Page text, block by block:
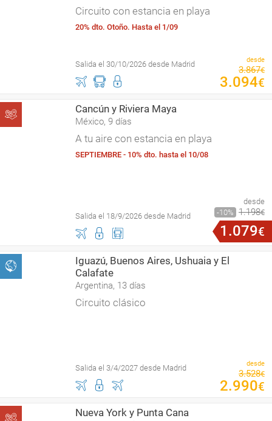
Circuito con estancia en playa
20% dto. Otoño. Hasta el 1/09
Salida el 30/10/2026 desde Madrid desde
3.867€
3.094€
Cancún y Riviera Maya
México, 9 días
A tu aire con estancia en playa
SEPTIEMBRE - 10% dto. hasta el 10/08
Salida el 18/9/2026 desde Madrid
desde
10
1.198€
1 .079€
Iguazú, Buenos Aires, Ushuaia y El
Calafate
Argentina, 13 días
Circuito clásico
Salida el 3/4/2027 desde Madrid desde
3.528€
2.990€
Nueva York y Punta Cana